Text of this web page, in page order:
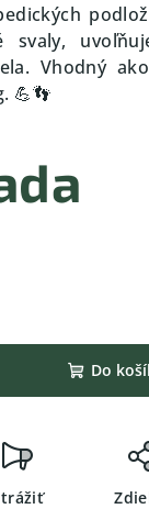
svaly,
Vhodný
💪👣
Do